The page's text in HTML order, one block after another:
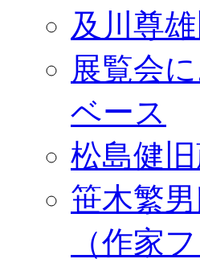
及川尊
展覧会
ベース
松島健
笹木繁
（作家